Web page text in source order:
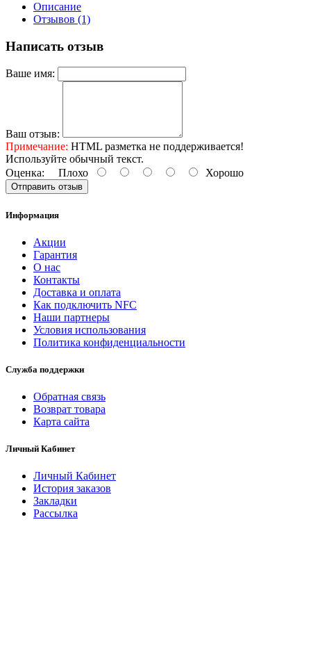
Описание
Отзывов (1)
Написать отзыв
Ваше имя:
Ваш отзыв:
Примечание: HTML разметка не поддерживается!
Используйте обычный текст.
Оценка: Плохо Хорошо
Отправить отзыв
Информация
Акции
Гарантия
O нас
Контакты
Доставка и оплата
Как подключить NFC
Наши партнеры
Условия использования
Политика конфиденциальности
Служба поддержки
Обратная связь
Возврат товара
Карта сайта
Личный Кабинет
Личный Кабинет
История заказов
Закладки
Рассылка